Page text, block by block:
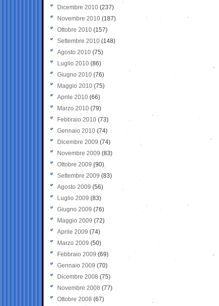
Dicembre 2010 (237)
Novembre 2010 (187)
Ottobre 2010 (157)
Settembre 2010 (148)
Agosto 2010 (75)
Luglio 2010 (86)
Giugno 2010 (76)
Maggio 2010 (75)
Aprile 2010 (66)
Marzo 2010 (79)
Febbraio 2010 (73)
Gennaio 2010 (74)
Dicembre 2009 (74)
Novembre 2009 (83)
Ottobre 2009 (90)
Settembre 2009 (83)
Agosto 2009 (56)
Luglio 2009 (83)
Giugno 2009 (76)
Maggio 2009 (72)
Aprile 2009 (74)
Marzo 2009 (50)
Febbraio 2009 (69)
Gennaio 2009 (70)
Dicembre 2008 (75)
Novembre 2008 (77)
Ottobre 2008 (67)